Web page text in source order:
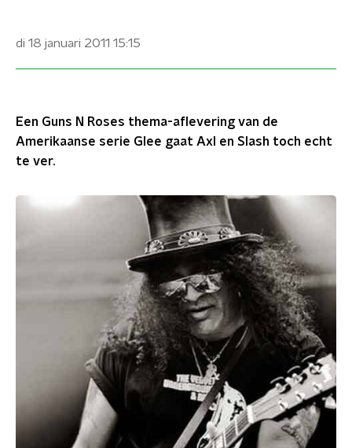
di 18 januari 2011 15:15
Een Guns N Roses thema-aflevering van de
Amerikaanse serie Glee gaat Axl en Slash toch echt
te ver.